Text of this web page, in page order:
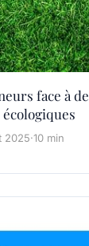
face à de
2025·10 min